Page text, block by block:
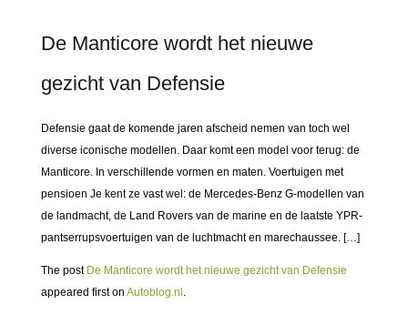
De Manticore wordt het nieuwe
gezicht van Defensie
Defensie gaat de komende jaren afscheid nemen van toch wel
diverse iconische modellen. Daar komt een model voor terug: de
Manticore. In verschillende vormen en maten. Voertuigen met
pensioen Je kent ze vast wel: de Mercedes-Benz G-modellen van
de landmacht, de Land Rovers van de marine en de laatste YPR-
pantserrupsvoertuigen van de luchtmacht en marechaussee. […]
The post De Manticore wordt het nieuwe gezicht van Defensie
appeared first on Autoblog.nl .